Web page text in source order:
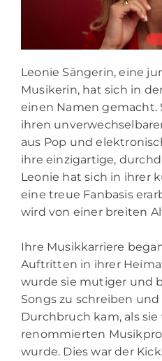
Leonie Sängerin, eine
Musikerin, hat sich in
einen Namen gemacht.
ihren
aus Pop und
ihre einzigartige,
Leonie hat sich in ihrer
eine treue Fanbasis
wird von einer breiten
Ihre Musikkarriere
Auftritten in ihrer
wurde sie mutiger und
Songs zu schreiben
Durchbruch kam, als
renommierten
wurde. Dies war der